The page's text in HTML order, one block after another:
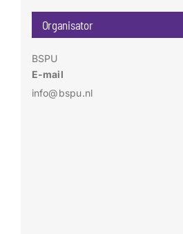
Organisator
BSPU
E-mail
info@bspu.nl